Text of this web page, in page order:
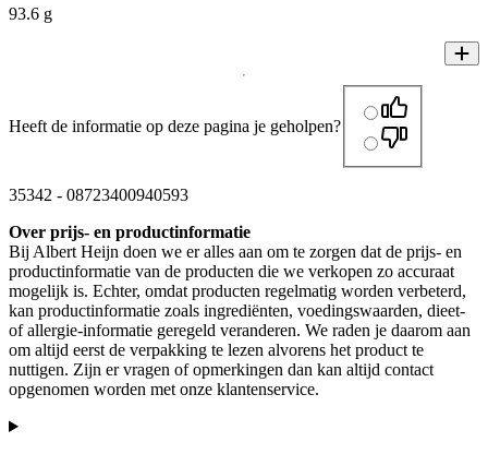
93.6 g
Heeft de informatie op deze pagina je geholpen?
35342 - 08723400940593
Over prijs- en productinformatie
Bij Albert Heijn doen we er alles aan om te zorgen dat de prijs- en
productinformatie van de producten die we verkopen zo accuraat
mogelijk is. Echter, omdat producten regelmatig worden verbeterd,
kan productinformatie zoals ingrediënten, voedingswaarden, dieet-
of allergie-informatie geregeld veranderen. We raden je daarom aan
om altijd eerst de verpakking te lezen alvorens het product te
nuttigen. Zijn er vragen of opmerkingen dan kan altijd contact
opgenomen worden met onze klantenservice.